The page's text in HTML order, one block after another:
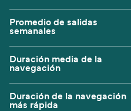
Promedio de salidas
semanales
Duración media de la
navegación
Duración de la navegación
más rápida